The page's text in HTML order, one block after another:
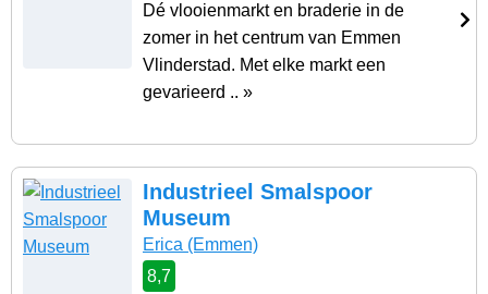
Dé vlooienmarkt en braderie in de
zomer in het centrum van Emmen
Vlinderstad. Met elke markt een
gevarieerd .. »
Industrieel Smalspoor
Museum
Erica (Emmen)
8,7